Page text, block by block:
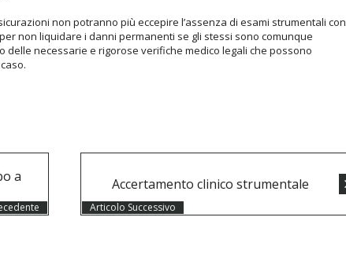
non potranno più eccepire l’assenza di esami strumentali con
non liquidare i danni permanenti se gli stessi sono comunque
delle necessarie e rigorose verifiche medico legali che possono
a
Articolo Successivo
Accertamento clinico strumentale